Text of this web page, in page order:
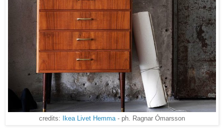
credits: Ikea Livet Hemma - ph. Ragnar Ómarsson